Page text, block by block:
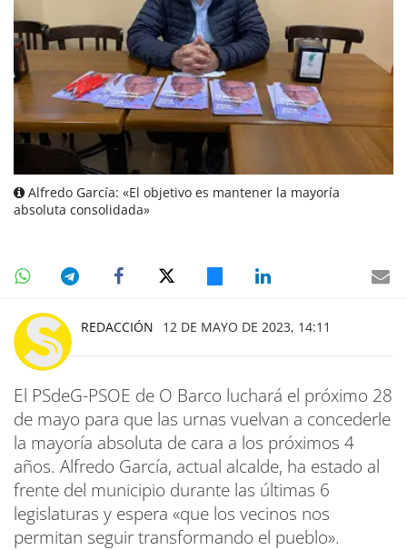
Alfredo García: «El objetivo es mantener la mayoría
absoluta consolidada»
REDACCIÓN 12 DE MAYO DE 2023, 14:11
El PSdeG-PSOE de O Barco luchará el próximo 28
de mayo para que las urnas vuelvan a concederle
la mayoría absoluta de cara a los próximos 4
años. Alfredo García, actual alcalde, ha estado al
frente del municipio durante las últimas 6
legislaturas y espera «que los vecinos nos
permitan seguir transformando el pueblo».